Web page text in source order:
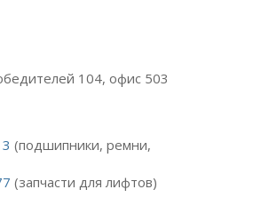
104, офис 503
(подшипники, ремни,
(запчасти для лифтов)